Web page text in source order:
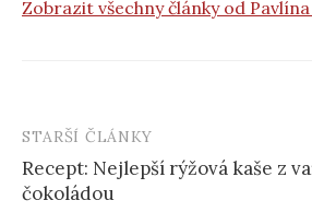
Zobrazit všechny články od
Post
navigation
STARŠÍ ČLÁNKY
Recept: Nejlepší rýžová kaše z
čokoládou